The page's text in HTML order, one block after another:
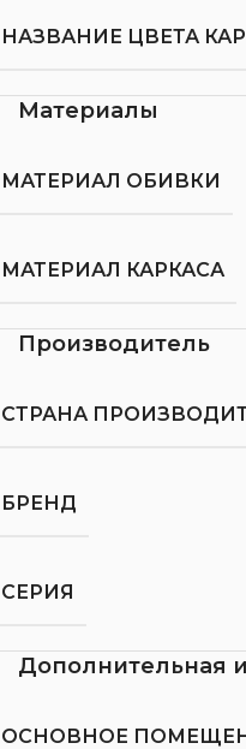
НАЗВАНИЕ ЦВЕТА
Материалы
МАТЕРИАЛ ОБИВКИ
МАТЕРИАЛ КАРКАСА
Производитель
СТРАНА
БРЕНД
СЕРИЯ
Дополнительная
ОСНОВНОЕ